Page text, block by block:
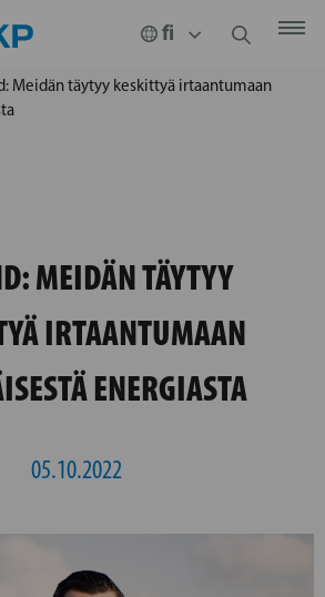
Meidän täytyy keskittyä irtaantumaan
MEIDÄN TÄYTYY
IRTAANTUMAAN
ENERGIASTA
05.10.2022